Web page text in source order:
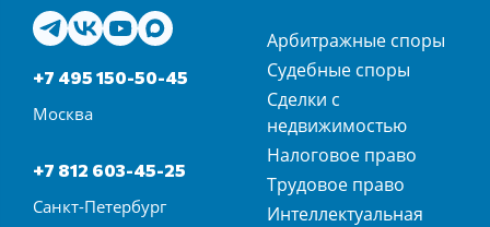
+7 495 150-50-45
Москва
+7 812 603-45-25
Санкт-Петербург
Арбитражные споры
Судебные споры
Сделки с
недвижимостью
Налоговое право
Трудовое право
Интеллектуальная